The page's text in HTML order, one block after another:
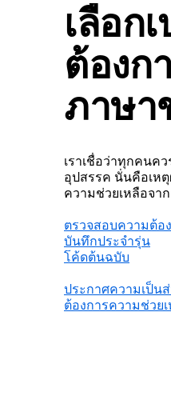
เลือก
ต้องก
ภาษ
เราเชื่อว่าทุกคนค
อุปสรรค นั่นคือเห
ความช่วยเหลือจา
ตรวจสอบความต้อ
บันทึกประจำรุ่น
โค้ดต้นฉบับ
ประกาศความเป็น
ต้องการความช่วย